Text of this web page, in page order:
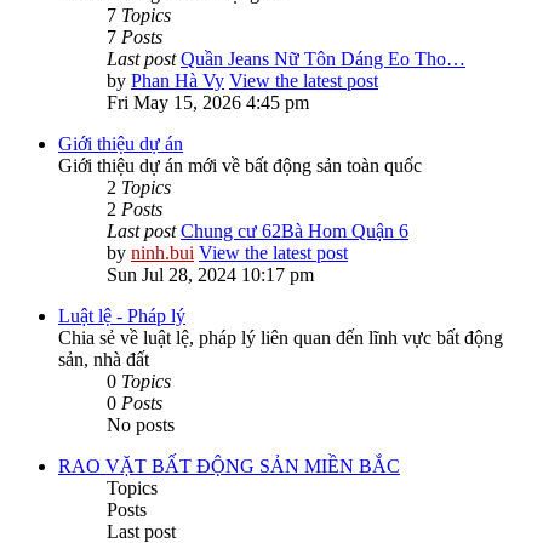
7 Topics
7 Posts
Last post Quần Jeans Nữ Tôn Dáng Eo Tho…
by Phan Hà Vy View the latest post
Fri May 15, 2026 4:45 pm
Giới thiệu dự án
Giới thiệu dự án mới về bất động sản toàn quốc
2 Topics
2 Posts
Last post Chung cư 62Bà Hom Quận 6
by ninh.bui View the latest post
Sun Jul 28, 2024 10:17 pm
Luật lệ - Pháp lý
Chia sẻ về luật lệ, pháp lý liên quan đến lĩnh vực bất động
sản, nhà đất
0 Topics
0 Posts
No posts
RAO VẶT BẤT ĐỘNG SẢN MIỀN BẮC
Topics
Posts
Last post